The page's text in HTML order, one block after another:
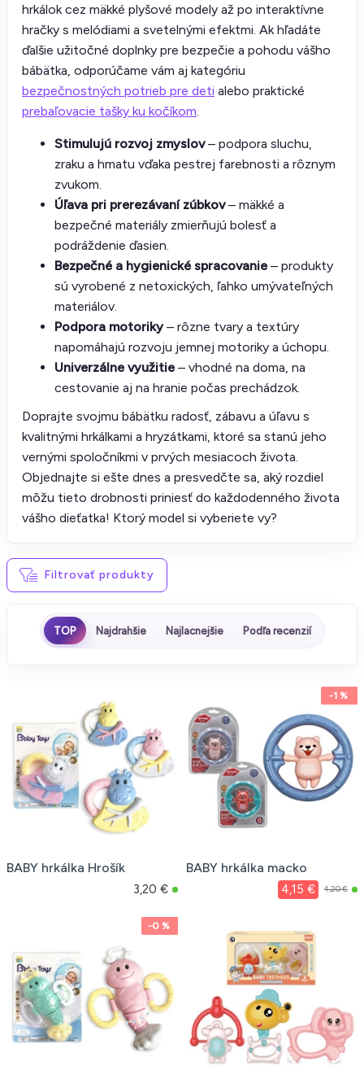
hrkálok cez mäkké plyšové modely až po interaktívne
hračky s melódiami a svetelnými efektmi. Ak hľadáte
ďalšie užitočné doplnky pre bezpečie a pohodu vášho
bábätka, odporúčame vám aj kategóriu
bezpečnostných potrieb pre deti alebo praktické
prebaľovacie tašky ku kočíkom.
Stimulujú rozvoj zmyslov– podpora sluchu,
zraku a hmatu vďaka pestrej farebnosti a rôznym
zvukom.
Úľava pri prerezávaní zúbkov– mäkké a
bezpečné materiály zmierňujú bolesť a
podráždenie ďasien.
Bezpečné a hygienické spracovanie – produkty
sú vyrobené z netoxických, ľahko umývateľných
materiálov.
Podpora motoriky– rôzne tvary a textúry
napomáhajú rozvoju jemnej motoriky a úchopu.
Univerzálne využitie – vhodné na doma, na
cestovanie aj na hranie počas prechádzok.
Doprajte svojmu bábätku radosť, zábavu a úľavu s
kvalitnými hrkálkami a hryzátkami, ktoré sa stanú jeho
vernými spoločníkmi v prvých mesiacoch života.
Objednajte si ešte dnes a presvedčte sa, aký rozdiel
môžu tieto drobnosti priniesť do každodenného života
vášho dieťatka! Ktorý model si vyberiete vy?
Filtrovať produkty
TOP Najdrahšie Najlacnejšie Podľa recenzií
BABY hrkálka Hrošík
3,20 €
-1 %
BABY hrkálka macko
4,15 € 4,20 €
-0 %